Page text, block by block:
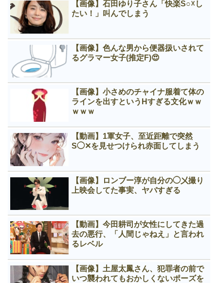
【画像】石田ゆり子さん「快楽S○☓し
たい！」叫んでしまう
【画像】色んな男から便器扱いされて
るグラマー女子(推定F)😍
【画像】小さめのチャイナ服着て体の
ラインを出すというНすぎる文化ｗｗ
ｗｗｗ
【動画】1軍女子、至近距離で突然
S◯✕を見せつけられ赤面してしまう
【画像】ロンブー淳が自分の◯㐅撮り
上映会してた事実、ヤバすぎる
【動画】今田耕司が女性にしてきた過
去の悪行、「人間じゃねえ」と言われ
るレベル
【画像】土屋太鳳さん、犯罪者の前で
いつ襲われてもおかしくないポーズを